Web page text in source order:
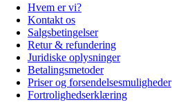
Hvem er vi?
Kontakt os
Salgsbetingelser
Retur & refundering
Juridiske oplysninger
Betalingsmetoder
Priser og forsendelsesmuligheder
Fortrolighedserklæring